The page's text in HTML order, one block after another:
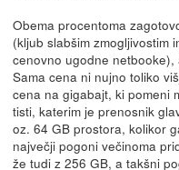
Obema procentoma
(kljub slabšim zmogljivostim
cenovno ugodne
Sama cena ni nujno toliko
cena na gigabajt, ki pomeni
tisti, katerim je prenosnik
oz. 64 GB prostora, kolikor
največji pogoni večinoma
že tudi z 256 GB, a takšni